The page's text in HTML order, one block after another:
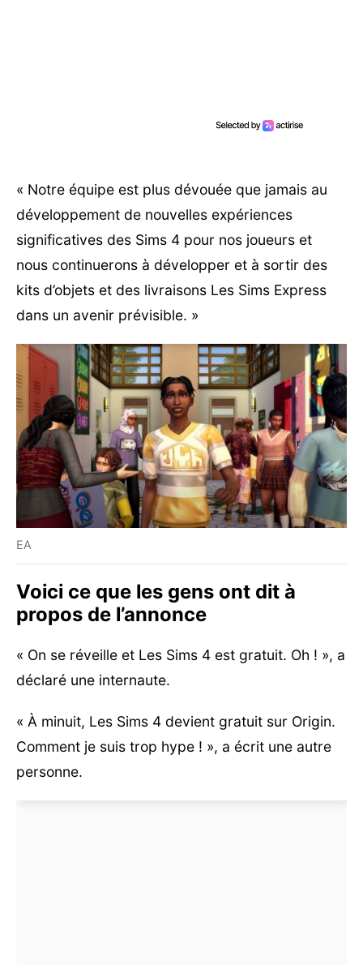
« Notre équipe est plus dévouée que jamais au
développement de nouvelles expériences
significatives des Sims 4 pour nos joueurs et
nous continuerons à développer et à sortir des
kits d’objets et des livraisons Les Sims Express
dans un avenir prévisible. »
EA
Voici ce que les gens ont dit à
propos de l’annonce
« On se réveille et Les Sims 4 est gratuit. Oh ! », a
déclaré une internaute.
« À minuit, Les Sims 4 devient gratuit sur Origin.
Comment je suis trop hype ! », a écrit une autre
personne.